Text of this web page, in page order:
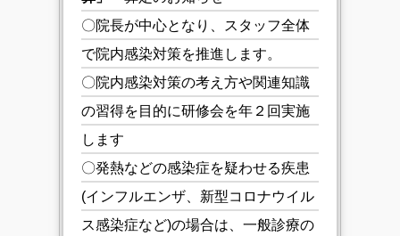
〇院長が中心となり、スタッフ全体
で院内感染対策を推進します。
〇院内感染対策の考え方や関連知識
の習得を目的に研修会を年２回実施
します
〇発熱などの感染症を疑わせる疾患
(インフルエンザ、新型コロナウイル
ス感染症など)の場合は、一般診療の